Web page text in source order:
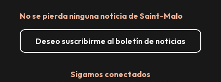
No se pierda ninguna noticia de Saint-Malo
Deseo suscribirme al boletín de noticias
Sigamos conectados